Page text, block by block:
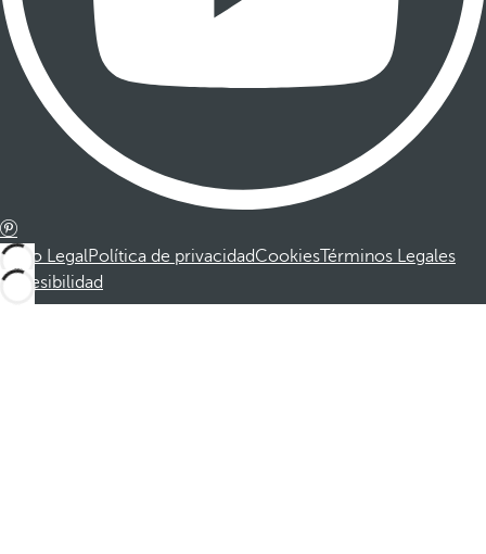
Aviso LegalPolítica de privacidadCookiesTérminos Legales
Accesibilidad